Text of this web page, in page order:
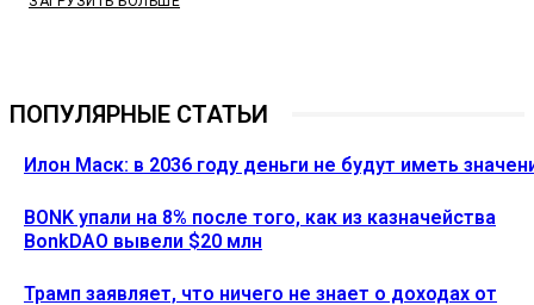
ПОПУЛЯРНЫЕ СТАТЬИ
Илон Маск: в 2036 году деньги не будут иметь
BONK упали на 8% после того, как из казначейства
BonkDAO вывели $20 млн
Трамп заявляет, что ничего не знает о доходах от